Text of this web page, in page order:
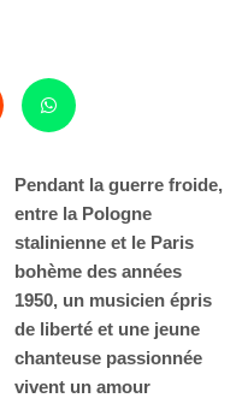
Pendant la guerre froide,
entre la Pologne
stalinienne et le Paris
bohème des années
1950, un musicien épris
de liberté et une jeune
chanteuse passionnée
vivent un amour